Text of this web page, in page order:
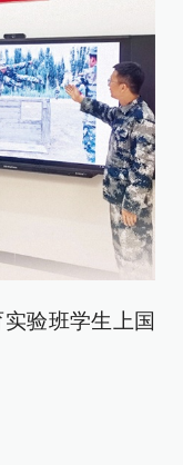
验班学生上国